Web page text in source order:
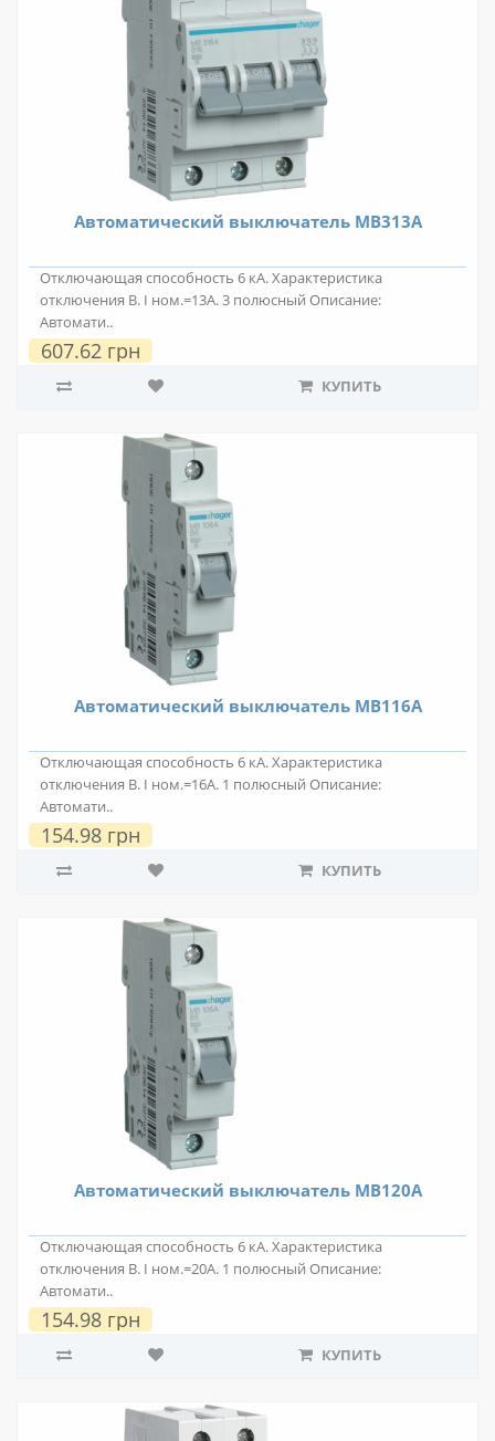
Автоматический выключатель MB313A
Отключающая способность 6 кА. Характеристика
отключения В. I ном.=13А. 3 полюсный Описание:
Автомати..
607.62 грн
КУПИТЬ
Автоматический выключатель MB116A
Отключающая способность 6 кА. Характеристика
отключения В. I ном.=16А. 1 полюсный Описание:
Автомати..
154.98 грн
КУПИТЬ
Автоматический выключатель MB120A
Отключающая способность 6 кА. Характеристика
отключения В. I ном.=20А. 1 полюсный Описание:
Автомати..
154.98 грн
КУПИТЬ